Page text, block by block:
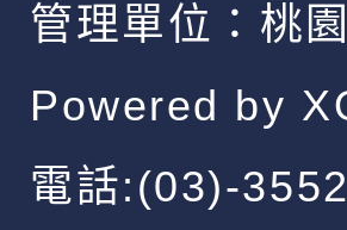
管理單位： 桃
Powered by
電話:(03)-